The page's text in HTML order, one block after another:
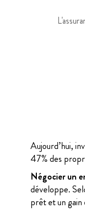
Aujourd’hui,
47% des
Négocier un
développe.
prêt et un